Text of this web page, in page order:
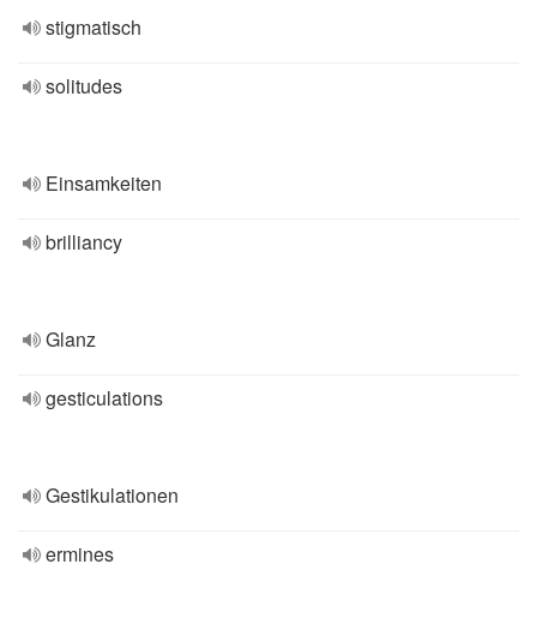
stigmatisch
solitudes
Einsamkeiten
brilliancy
Glanz
gesticulations
Gestikulationen
ermines